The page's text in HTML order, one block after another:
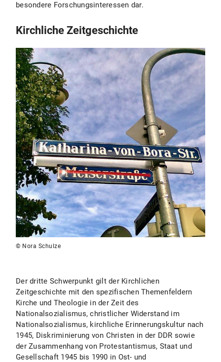
besondere Forschungsinteressen dar.
Kirchliche Zeitgeschichte
© Nora Schulze
Der dritte Schwerpunkt gilt der Kirchlichen
Zeitgeschichte mit den spezifischen Themenfeldern
Kirche und Theologie in der Zeit des
Nationalsozialismus, christlicher Widerstand im
Nationalsozialismus, kirchliche Erinnerungskultur nach
1945, Diskriminierung von Christen in der DDR sowie
der Zusammenhang von Protestantismus, Staat und
Gesellschaft 1945 bis 1990 in Ost- und